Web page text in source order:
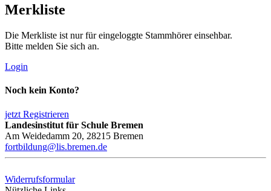
Merkliste
Die Merkliste ist nur für eingeloggte Stammhörer einsehbar.
Bitte melden Sie sich an.
Login
Noch kein Konto?
jetzt Registrieren
Landesinstitut für Schule Bremen
Am Weidedamm 20, 28215 Bremen
fortbildung@lis.bremen.de
Widerrufsformular